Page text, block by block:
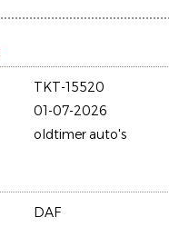
TKT-15520
01-07-2026
oldtimer auto's
DAF